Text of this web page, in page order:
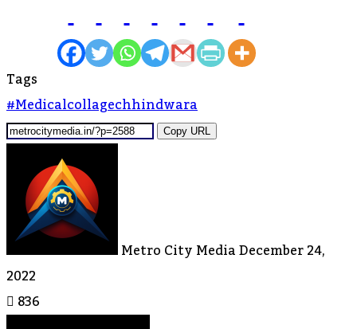
Tags
#medicalcollagechhindwara
Copy URL
Metro City MediaDecember 24,
2022
836